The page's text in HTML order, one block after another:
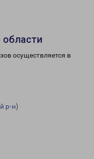
осуществляется в
р-н)